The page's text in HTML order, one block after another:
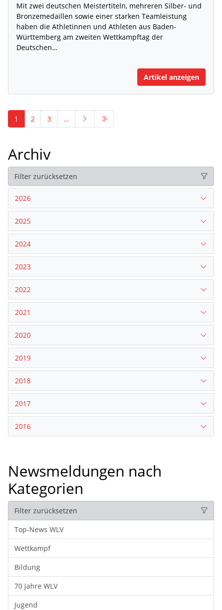
Mit zwei deutschen Meistertiteln, mehreren Silber- und
Bronzemedaillen sowie einer starken Teamleistung
haben die Athletinnen und Athleten aus Baden-
Württemberg am zweiten Wettkampftag der
Deutschen…
Artikel anzeigen
1 2 3 …
Archiv
Filter zurücksetzen
2026
2025
2024
2023
2022
2021
2020
2019
2018
2017
2016
Newsmeldungen nach
Kategorien
Filter zurücksetzen
Top-News WLV
Wettkampf
Bildung
70 Jahre WLV
Jugend